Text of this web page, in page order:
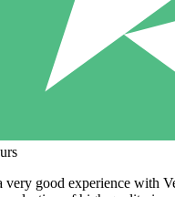
very good experience with